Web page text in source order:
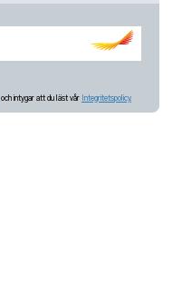
och intygar att du läst vår Integritetspolicy.